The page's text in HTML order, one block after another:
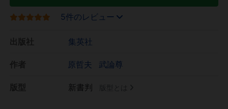
5件のレビュー
集英社
原哲夫 武論尊
新書判